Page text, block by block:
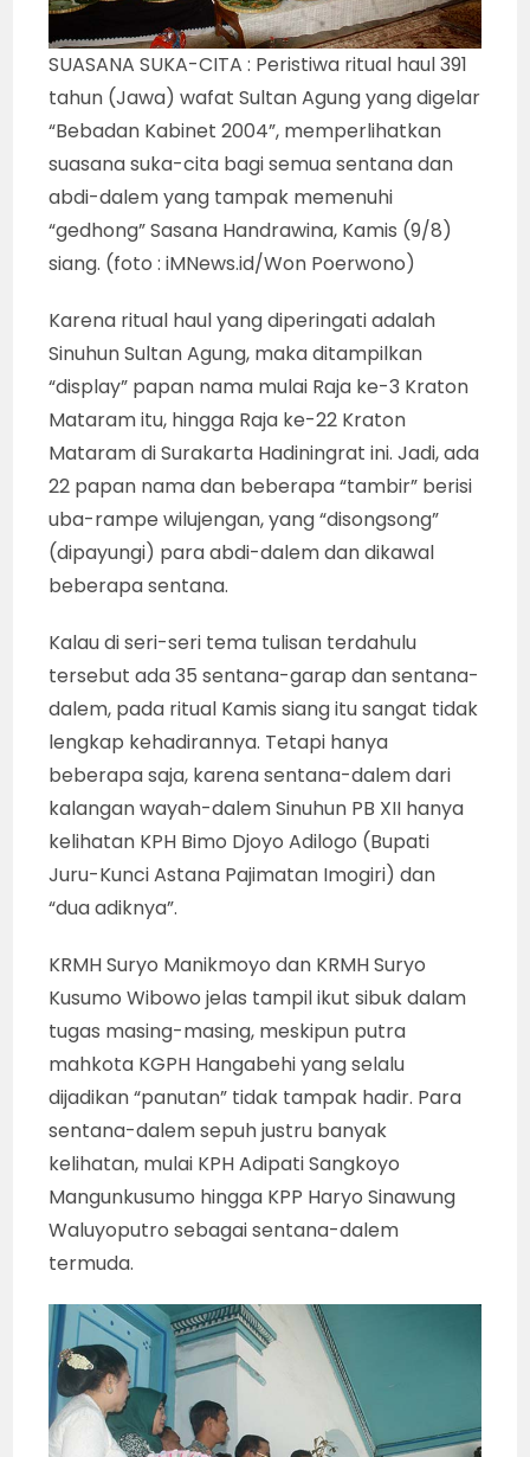
SUASANA SUKA-CITA : Peristiwa ritual haul 391
tahun (Jawa) wafat Sultan Agung yang digelar
“Bebadan Kabinet 2004”, memperlihatkan
suasana suka-cita bagi semua sentana dan
abdi-dalem yang tampak memenuhi
“gedhong” Sasana Handrawina, Kamis (9/8)
siang. (foto : iMNews.id/Won Poerwono)
Karena ritual haul yang diperingati adalah
Sinuhun Sultan Agung, maka ditampilkan
“display” papan nama mulai Raja ke-3 Kraton
Mataram itu, hingga Raja ke-22 Kraton
Mataram di Surakarta Hadiningrat ini. Jadi, ada
22 papan nama dan beberapa “tambir” berisi
uba-rampe wilujengan, yang “disongsong”
(dipayungi) para abdi-dalem dan dikawal
beberapa sentana.
Kalau di seri-seri tema tulisan terdahulu
tersebut ada 35 sentana-garap dan sentana-
dalem, pada ritual Kamis siang itu sangat tidak
lengkap kehadirannya. Tetapi hanya
beberapa saja, karena sentana-dalem dari
kalangan wayah-dalem Sinuhun PB XII hanya
kelihatan KPH Bimo Djoyo Adilogo (Bupati
Juru-Kunci Astana Pajimatan Imogiri) dan
“dua adiknya”.
KRMH Suryo Manikmoyo dan KRMH Suryo
Kusumo Wibowo jelas tampil ikut sibuk dalam
tugas masing-masing, meskipun putra
mahkota KGPH Hangabehi yang selalu
dijadikan “panutan” tidak tampak hadir. Para
sentana-dalem sepuh justru banyak
kelihatan, mulai KPH Adipati Sangkoyo
Mangunkusumo hingga KPP Haryo Sinawung
Waluyoputro sebagai sentana-dalem
termuda.